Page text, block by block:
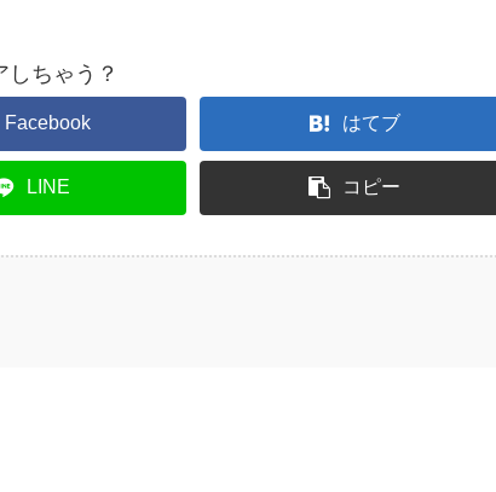
しちゃう？
Facebook はてブ
LINE コピー